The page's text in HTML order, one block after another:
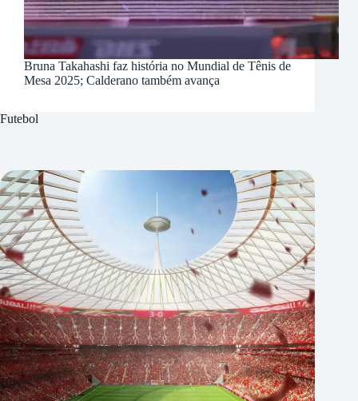
Bruna Takahashi faz história no Mundial de Tênis de
Mesa 2025; Calderano também avança
Futebol